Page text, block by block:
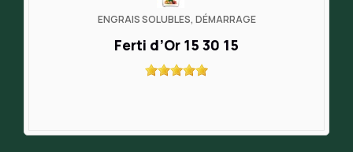
ENGRAIS SOLUBLES, DÉMARRAGE
Ferti d’Or 15 30 15